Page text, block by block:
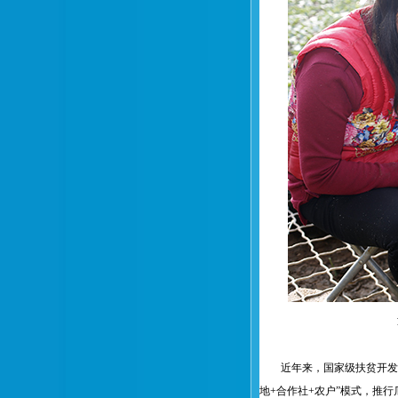
近年来，国家级扶贫开
地+合作社+农户”模式，推